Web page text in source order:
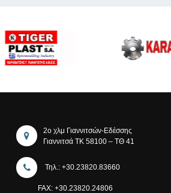
2ο χλμ Γιαννιτσών-Εδέσσης
Γιαννιτσά ΤΚ 58100 – ΤΘ 41
Τηλ.: +30.23820.83660
FAX: +30.23820.24806